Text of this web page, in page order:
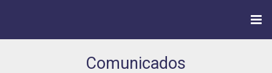
Comunicados